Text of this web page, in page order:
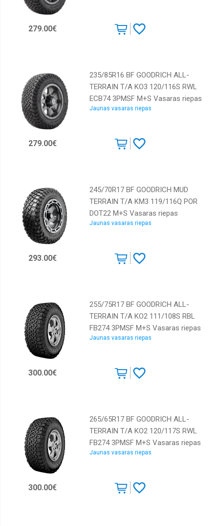
279.00€
235/85R16 BF GOODRICH ALL-
TERRAIN T/A KO3 120/116S RWL
ECB74 3PMSF M+S Vasaras riepas
Jaunas vasaras riepas
279.00€
245/70R17 BF GOODRICH MUD
TERRAIN T/A KM3 119/116Q POR
DOT22 M+S Vasaras riepas
Jaunas vasaras riepas
293.00€
255/75R17 BF GOODRICH ALL-
TERRAIN T/A KO2 111/108S RBL
FB274 3PMSF M+S Vasaras riepas
Jaunas vasaras riepas
300.00€
265/65R17 BF GOODRICH ALL-
TERRAIN T/A KO2 120/117S RWL
FB274 3PMSF M+S Vasaras riepas
Jaunas vasaras riepas
300.00€